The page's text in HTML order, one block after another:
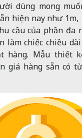
dùng mong
hiện nay như 1m,
cầu của phần đa
làm chiếc chiều
hàng. Mẫu thiết
giá hàng sẵn có